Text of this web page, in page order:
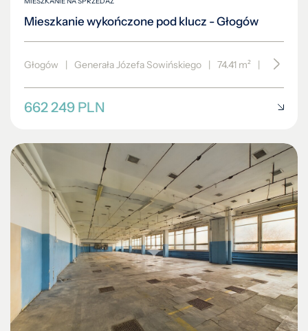
Mieszkanie wykończone pod klucz - Głogów
Głogów | Generała Józefa Sowińskiego | 74.41 m² | piętro 1/3
662 249 PLN